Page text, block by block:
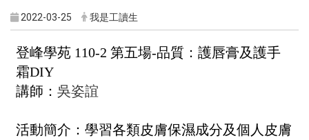
2022-03-25 我是工讀生
登峰學苑 110-2 第五場-品質：護唇膏及護手
霜DIY
講師： 吳姿誼
活動簡介： 學習各類皮膚保濕成分及個人皮膚